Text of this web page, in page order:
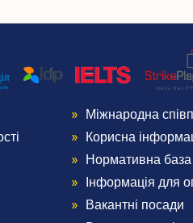
Menu
Footer
4
Міжнародна
Корисна
Нормативна база
Інформація для
Вакантні посади